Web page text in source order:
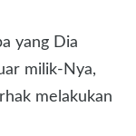
yang Dia
milik-Nya,
melakukan